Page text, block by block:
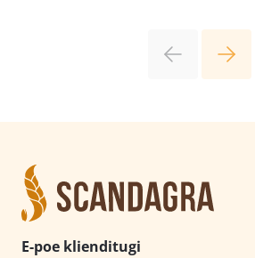
E-poe klienditugi